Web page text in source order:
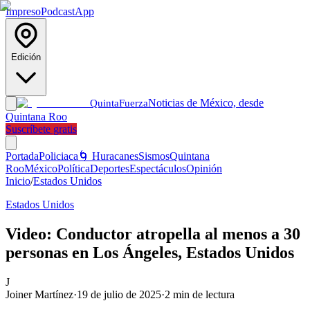
ImpresoPodcastApp
Edición
QuintaFuerzaNoticias de México, desde
Quintana Roo
Suscríbete gratis
PortadaPoliciaca 🌀 HuracanesSismosQuintana
RooMéxicoPolíticaDeportesEspectáculosOpinión
Inicio/Estados Unidos
Estados Unidos
Video: Conductor atropella al menos a 30
personas en Los Ángeles, Estados Unidos
J
Joiner Martínez·19 de julio de 2025·2 min de lectura